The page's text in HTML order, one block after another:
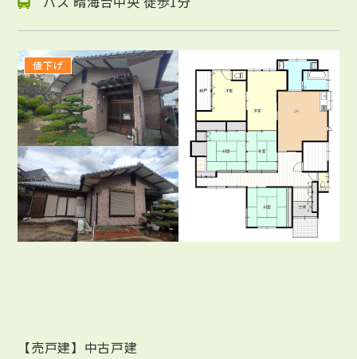
値下げ
【売戸建】中古戸建